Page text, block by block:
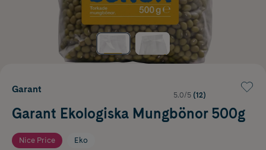
Garant
5.0/5 (12)
Garant Ekologiska Mungbönor 500g
Nice Price Eko